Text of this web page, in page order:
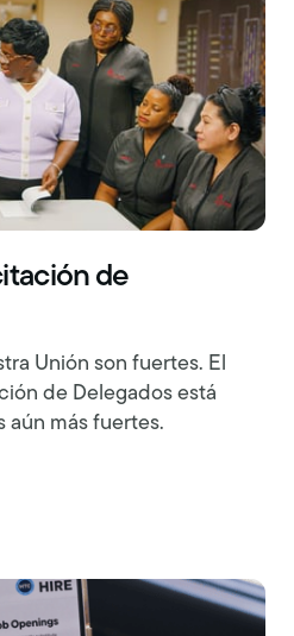
de
Unión son fuertes. El
de Delegados está
aún más fuertes.